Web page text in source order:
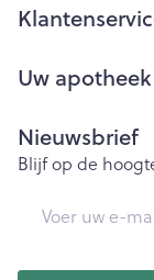
Uw apotheek
Nieuwsbrief
Blijf op de